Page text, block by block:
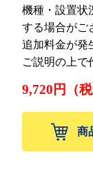
機種・設置状
する場合がご
追加料金が発
ご説明の上で
9,720円（税
商